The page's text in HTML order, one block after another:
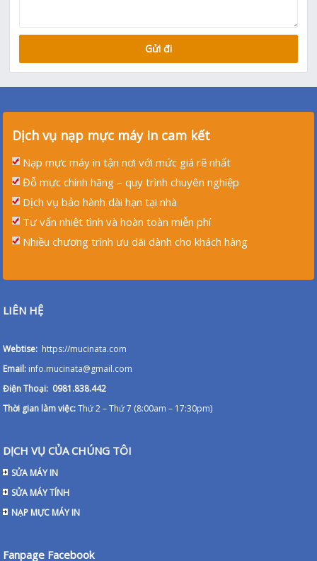
Dịch vụ nạp mực máy in cam kết
Nạp mực máy in tận nơi với mức giá rẽ nhất
Đỗ mực chính hãng – quy trình chuyên nghiệp
Dịch vụ bảo hành dài hạn tại nhà
Tư vấn nhiệt tình và hoàn toàn miễn phí
Nhiều chương trình ưu dãi dành cho khách hàng
LIÊN HỆ
Webtise: https://mucinata.com
Email: info.mucinata@gmail.com
Điện Thoại: 0981.838.442
Thời gian làm việc:Thứ 2 – Thứ 7 (8:00am – 17:30pm)
DỊCH VỤ CỦA CHÚNG TÔI
SỬA MÁY IN
SỬA MÁY TÍNH
NẠP MỰC MÁY IN
Fanpage Facebook